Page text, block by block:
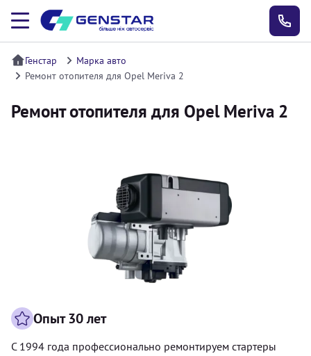
Генстар
Марка авто
Ремонт отопителя для Opel Meriva 2
Ремонт отопителя для Opel Meriva 2
Опыт 30 лет
С 1994 года профессионально ремонтируем стартеры